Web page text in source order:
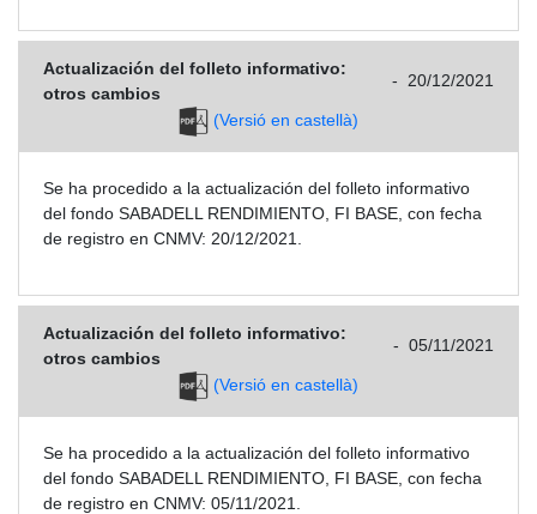
Actualización del folleto informativo:
otros cambios
- 20/12/2021
(Versió en castellà)
Se ha procedido a la actualización del folleto informativo
del fondo SABADELL RENDIMIENTO, FI BASE, con fecha
de registro en CNMV: 20/12/2021.
Actualización del folleto informativo:
otros cambios
- 05/11/2021
(Versió en castellà)
Se ha procedido a la actualización del folleto informativo
del fondo SABADELL RENDIMIENTO, FI BASE, con fecha
de registro en CNMV: 05/11/2021.